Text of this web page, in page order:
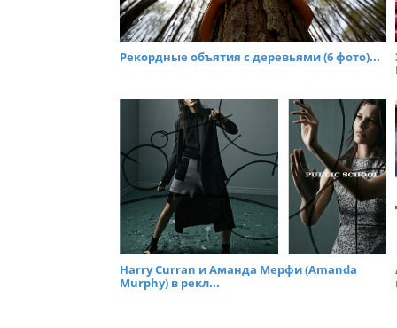
Рекордные объятия с деревьями (6 фото)...
Harry Curran и Аманда Мерфи (Amanda
Murphy) в рекл...